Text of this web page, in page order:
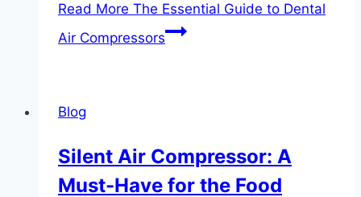
Read More The Essential Guide to Dental
Air Compressors
Blog
Silent Air Compressor: A
Must-Have for the Food